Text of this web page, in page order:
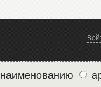
наименованию